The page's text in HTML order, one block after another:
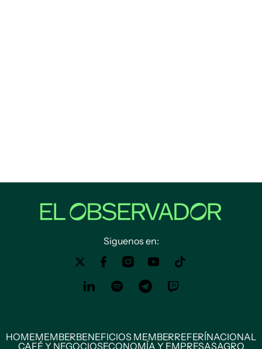
Siguenos en:
HOMEMEMBERBENEFICIOS MEMBERREFERÍNACIONAL
CAFÉ Y NEGOCIOSECONOMÍA Y EMPRESASAGRO